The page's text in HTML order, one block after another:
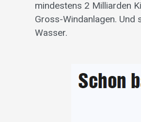
mindestens 2 Milliarden
Gross-Windanlagen.
Wasser.